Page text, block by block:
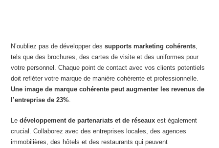
N’oubliez pas de développer dessupports marketing cohérents
tels que des brochures, des cartes de visite et des uniformes pour
votre personnel. Chaque point de contact avec vos clients potentiels
doit refléter votre marque de manière cohérente et professionnelle.
Une image de marque cohérente peut augmenter les revenus de
l’entreprise de 23%
Ledéveloppement de partenariats et de réseaux est également
crucial. Collaborez avec des entreprises locales, des agences
immobilières, des hôtels et des restaurants qui peuvent